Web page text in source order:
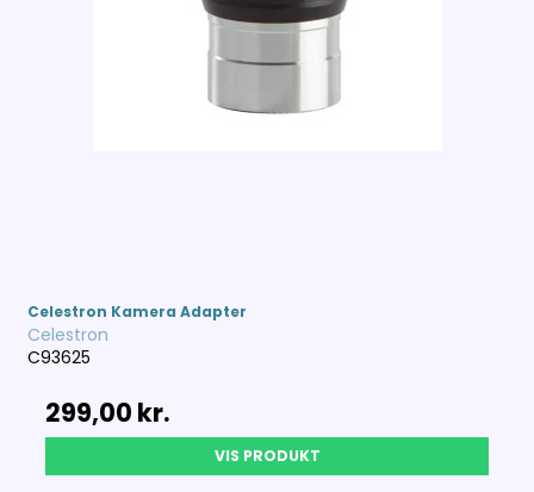
Celestron Kamera Adapter
Celestron
C93625
299,00 kr.
VIS PRODUKT